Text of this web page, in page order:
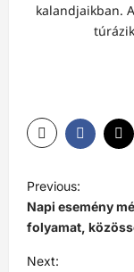
kalandjaikban.
o
s
t
Previous:
Napi esemény
folyamat,
Next: